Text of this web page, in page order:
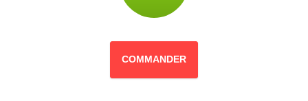
COMMANDER